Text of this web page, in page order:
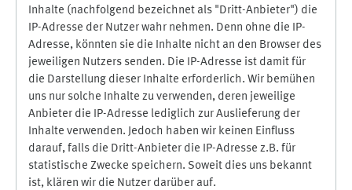
Inhalte (nachfolgend bezeichnet als "Dritt-Anbieter") die
IP-Adresse der Nutzer wahr nehmen. Denn ohne die IP-
Adresse, könnten sie die Inhalte nicht an den Browser des
jeweiligen Nutzers senden. Die IP-Adresse ist damit für
die Darstellung dieser Inhalte erforderlich. Wir bemühen
uns nur solche Inhalte zu verwenden, deren jeweilige
Anbieter die IP-Adresse lediglich zur Auslieferung der
Inhalte verwenden. Jedoch haben wir keinen Einfluss
darauf, falls die Dritt-Anbieter die IP-Adresse z.B. für
statistische Zwecke speichern. Soweit dies uns bekannt
ist, klären wir die Nutzer darüber auf.